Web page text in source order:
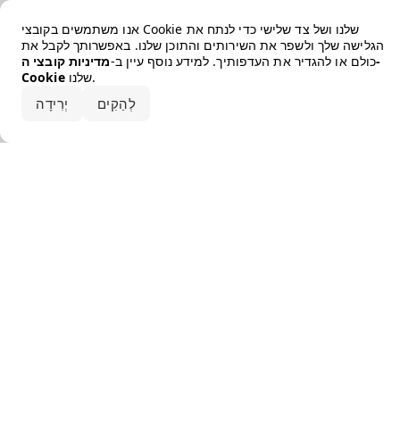
אנו משתמשים בקובצי Cookie שלנו ושל צד שלישי כדי לנתח את
הגלישה שלך ולשפר את השירותים והתוכן שלנו. באפשרותך לקבל את
כולם או להגדיר את העדפותיך. למידע נוסף עיין ב-מדיניות קובצי ה-
Cookie
שלנו.
יְרִידָה לְהַקִים
Error loading the brand